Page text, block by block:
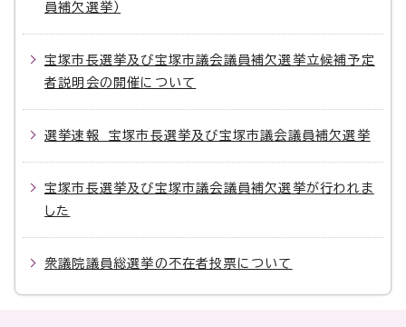
員補欠選挙）
宝塚市長選挙及び宝塚市議会議員補欠選挙立候補予定
者説明会の開催について
選挙速報 宝塚市長選挙及び宝塚市議会議員補欠選挙
宝塚市長選挙及び宝塚市議会議員補欠選挙が行われま
した
衆議院議員総選挙の不在者投票について